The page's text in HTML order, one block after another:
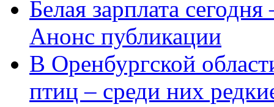
Белая зарплата
Анонс публикации
В Оренбургской
птиц – среди них